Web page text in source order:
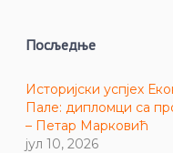
Посљедње
Историјски успјех
Пале: дипломци са
– Петар Марковић
јул 10, 2026